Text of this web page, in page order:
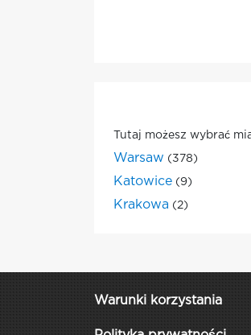
Tutaj możesz wybrać
Warsaw (378)
Katowice (9)
Krakowa (2)
Warunki korzystania